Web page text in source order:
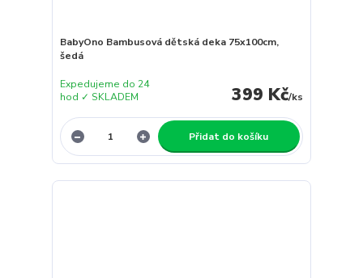
BabyOno Bambusová dětská deka 75x100cm,
šedá
399 Kč/ks
Expedujeme do 24
hod ✓ SKLADEM
Přidat do košíku